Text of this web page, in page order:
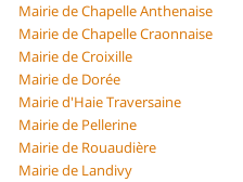
Mairie de Chapelle Anthenaise
Mairie de Chapelle Craonnaise
Mairie de Croixille
Mairie de Dorée
Mairie d'Haie Traversaine
Mairie de Pellerine
Mairie de Rouaudière
Mairie de Landivy